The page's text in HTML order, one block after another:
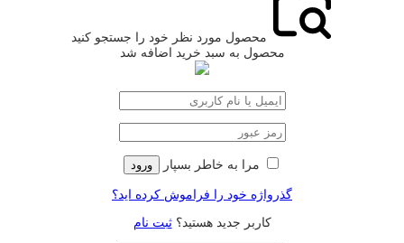
محصول مورد نظر خود را جستجو کنید
محصول به سبد خرید اضافه شد
مرا به خاطر بسپار ورود
گذرواژه خود را فراموش کرده اید؟
کاربر جدید هستید؟ثبت نام